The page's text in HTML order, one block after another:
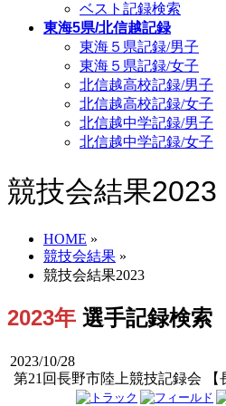
ベスト記録検索
東海5県/北信越記録
東海５県記録/男子
東海５県記録/女子
北信越高校記録/男子
北信越高校記録/女子
北信越中学記録/男子
北信越中学記録/女子
競技会結果2023
HOME »
競技会結果 »
競技会結果2023
2023年 選手記録検索
2023/10/28
第21回長野市陸上競技記録会 【